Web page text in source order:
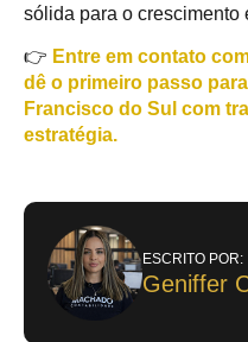
sólida para o crescimento
👉 Entre em contato
dê o primeiro passo
Francisco do Sul com
estratégia.
ESCRITO POR:
Geniffer